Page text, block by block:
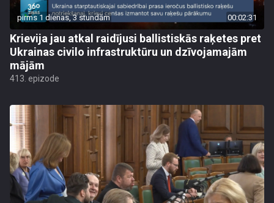
pirms 1 dienas, 3 stundām 00:02:31
Krievija jau atkal raidījusi ballistiskās raķetes pret
Ukrainas civilo infrastruktūru un dzīvojamajām
mājām
413. epizode